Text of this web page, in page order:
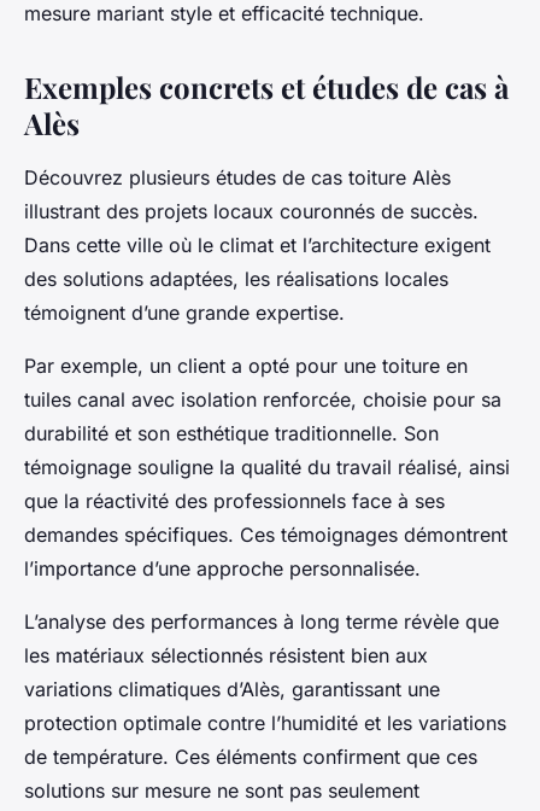
mesure mariant style et efficacité technique.
Exemples concrets et études de cas à
Alès
Découvrez plusieurs études de cas toiture Alès
illustrant des projets locaux couronnés de succès.
Dans cette ville où le climat et l’architecture exigent
des solutions adaptées, les réalisations locales
témoignent d’une grande expertise.
Par exemple, un client a opté pour une toiture en
tuiles canal avec isolation renforcée, choisie pour sa
durabilité et son esthétique traditionnelle. Son
témoignage souligne la qualité du travail réalisé, ainsi
que la réactivité des professionnels face à ses
demandes spécifiques. Ces témoignages démontrent
l’importance d’une approche personnalisée.
L’analyse des performances à long terme révèle que
les matériaux sélectionnés résistent bien aux
variations climatiques d’Alès, garantissant une
protection optimale contre l’humidité et les variations
de température. Ces éléments confirment que ces
solutions sur mesure ne sont pas seulement